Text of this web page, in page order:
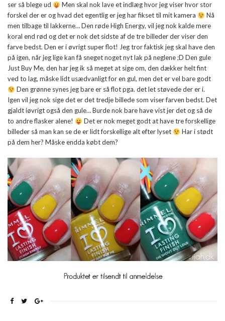
ser så blege ud
Men skal nok lave et indlæg hvor jeg viser hvor stor
forskel der er og hvad det egentlig er jeg har fikset til mit kamera
Nå
men tilbage til lakkerne… Den røde High Energy, vil jeg nok kalde mere
koral end rød og det er nok det sidste af de tre billeder der viser den
farve bedst. Den er i øvrigt super flot! Jeg tror faktisk jeg skal have den
på igen, når jeg lige kan få sneget noget nyt lak på neglene ;D Den gule
Just Buy Me, den har jeg ik så meget at sige om, den dækker helt fint
ved to lag, måske lidt usædvanligt for en gul, men det er vel bare godt
Den grønne synes jeg bare er så flot pga. det let støvede der er i.
Igen vil jeg nok sige det er det tredje billede som viser farven bedst. Det
gjaldt iøvrigt også den gule… Burde nok bare have vist jer det og så de
to andre flasker alene!
Det er nok meget godt at have tre forskellige
billeder så man kan se de er lidt forskellige alt efter lyset
Har i stødt
på dem her? Måske endda købt dem?